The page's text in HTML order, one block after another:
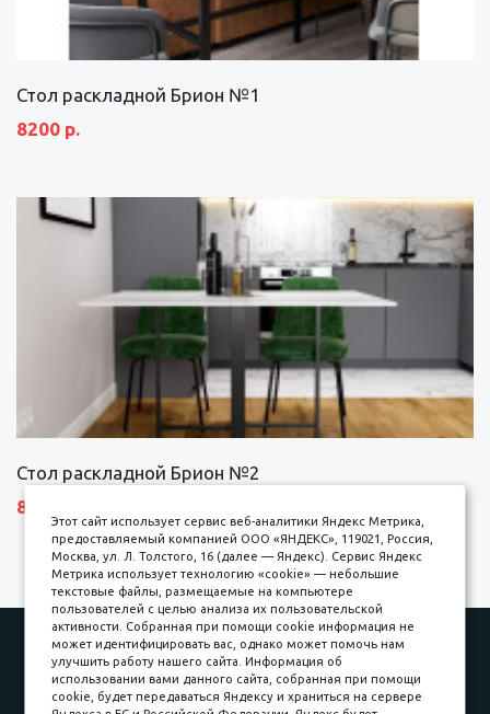
Стол раскладной Брион №1
8200 р.
Стол раскладной Брион №2
8690 р.
Наши работы
Оплата
Доставка и сборка
Гарантии
Карьера в компании
Контакты
Этот сайт использует сервис веб-аналитики Яндекс Метрика,
предоставляемый компанией ООО «ЯНДЕКС», 119021, Россия,
Москва, ул. Л. Толстого, 16 (далее — Яндекс). Сервис Яндекс
Метрика использует технологию «cookie» — небольшие
текстовые файлы, размещаемые на компьютере
пользователей с целью анализа их пользовательской
активности. Собранная при помощи cookie информация не
может идентифицировать вас, однако может помочь нам
улучшить работу нашего сайта. Информация об
использовании вами данного сайта, собранная при помощи
cookie, будет передаваться Яндексу и храниться на сервере